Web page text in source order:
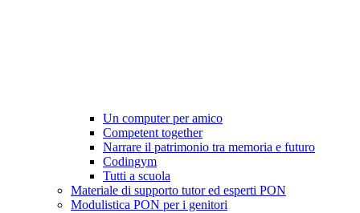
Un computer per amico
Competent together
Narrare il patrimonio tra memoria e futuro
Codingym
Tutti a scuola
Materiale di supporto tutor ed esperti PON
Modulistica PON per i genitori